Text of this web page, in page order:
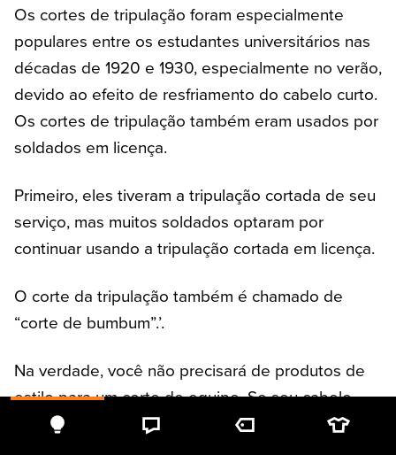
Os cortes de tripulação foram especialmente
populares entre os estudantes universitários nas
décadas de 1920 e 1930, especialmente no verão,
devido ao efeito de resfriamento do cabelo curto.
Os cortes de tripulação também eram usados por
soldados em licença.
Primeiro, eles tiveram a tripulação cortada de seu
serviço, mas muitos soldados optaram por
continuar usando a tripulação cortada em licença.
O corte da tripulação também é chamado de
“corte de bumbum”.’.
Na verdade, você não precisará de produtos de
estilo para um corte de equipe. Se seu cabelo
ficar um pouco comprido demais, use um creme